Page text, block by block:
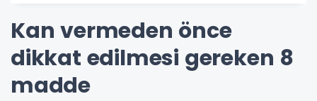
Kan vermeden önce
dikkat edilmesi gereken 8
madde